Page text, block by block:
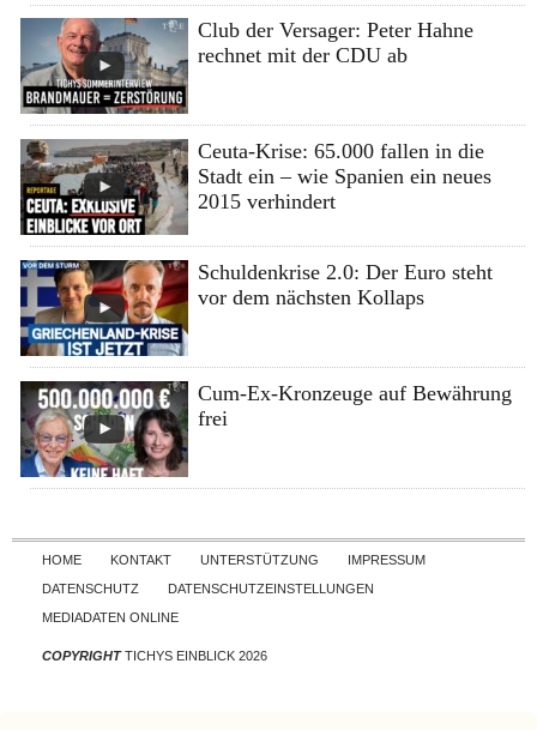
Club der Versager: Peter Hahne
rechnet mit der CDU ab
Ceuta-Krise: 65.000 fallen in die
Stadt ein – wie Spanien ein neues
2015 verhindert
Schuldenkrise 2.0: Der Euro steht
vor dem nächsten Kollaps
Cum-Ex-Kronzeuge auf Bewährung
frei
Skip to content
HOME KONTAKT UNTERSTÜTZUNG
IMPRESSUM
DATENSCHUTZ
DATENSCHUTZEINSTELLUNGEN
MEDIADATEN ONLINE
COPYRIGHTTICHYS EINBLICK 2026